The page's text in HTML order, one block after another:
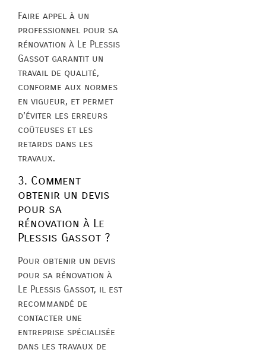
Faire appel à un
professionnel pour sa
rénovation à Le Plessis
Gassot garantit un
travail de qualité,
conforme aux normes
en vigueur, et permet
d’éviter les erreurs
coûteuses et les
retards dans les
travaux.
3. Comment
obtenir un devis
pour sa
rénovation à Le
Plessis Gassot ?
Pour obtenir un devis
pour sa rénovation à
Le Plessis Gassot, il est
recommandé de
contacter une
entreprise spécialisée
dans les travaux de